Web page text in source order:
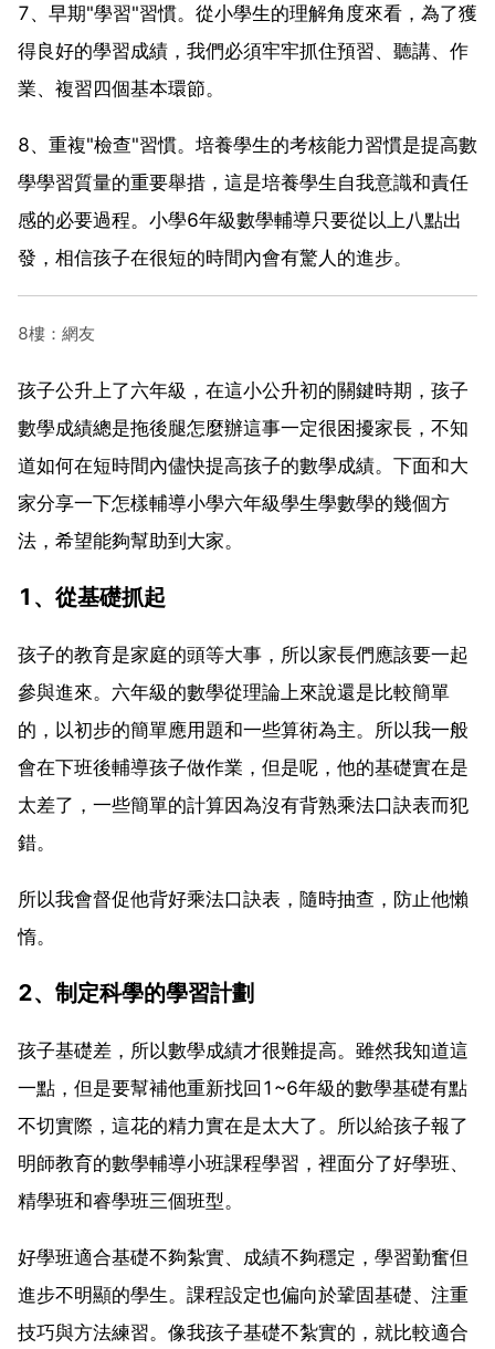
7、早期"學習"習慣。從小學生的理解角度來看，為了獲
得良好的學習成績，我們必須牢牢抓住預習、聽講、作
業、複習四個基本環節。
8、重複"檢查"習慣。培養學生的考核能力習慣是提高數
學學習質量的重要舉措，這是培養學生自我意識和責任
感的必要過程。小學6年級數學輔導只要從以上八點出
發，相信孩子在很短的時間內會有驚人的進步。
8樓：網友
孩子公升上了六年級，在這小公升初的關鍵時期，孩子
數學成績總是拖後腿怎麼辦這事一定很困擾家長，不知
道如何在短時間內儘快提高孩子的數學成績。下面和大
家分享一下怎樣輔導小學六年級學生學數學的幾個方
法，希望能夠幫助到大家。
1、從基礎抓起
孩子的教育是家庭的頭等大事，所以家長們應該要一起
參與進來。六年級的數學從理論上來說還是比較簡單
的，以初步的簡單應用題和一些算術為主。所以我一般
會在下班後輔導孩子做作業，但是呢，他的基礎實在是
太差了，一些簡單的計算因為沒有背熟乘法口訣表而犯
錯。
所以我會督促他背好乘法口訣表，隨時抽查，防止他懶
惰。
2、制定科學的學習計劃
孩子基礎差，所以數學成績才很難提高。雖然我知道這
一點，但是要幫補他重新找回1~6年級的數學基礎有點
不切實際，這花的精力實在是太大了。所以給孩子報了
明師教育的數學輔導小班課程學習，裡面分了好學班、
精學班和睿學班三個班型。
好學班適合基礎不夠紮實、成績不夠穩定，學習勤奮但
進步不明顯的學生。課程設定也偏向於鞏固基礎、注重
技巧與方法練習。像我孩子基礎不紮實的，就比較適合